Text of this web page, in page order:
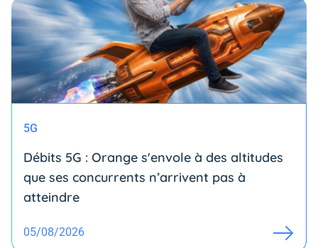
5G
Débits 5G : Orange s'envole à des altitudes
que ses concurrents n’arrivent pas à
atteindre
05/08/2026